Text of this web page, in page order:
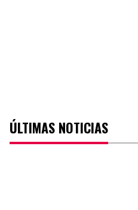
ÚLTIMAS NOTICIAS